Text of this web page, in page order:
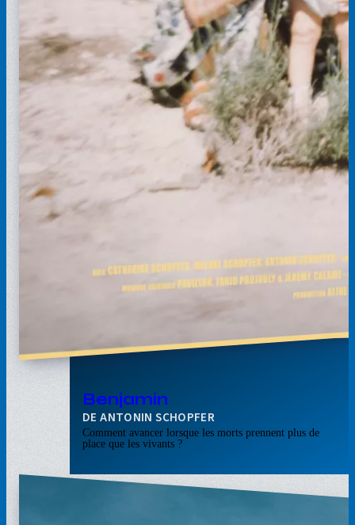
Benjamin
ANTONIN SCHOPFER
Comment avancer lorsque les morts prennent plus de
place que les vivants ?